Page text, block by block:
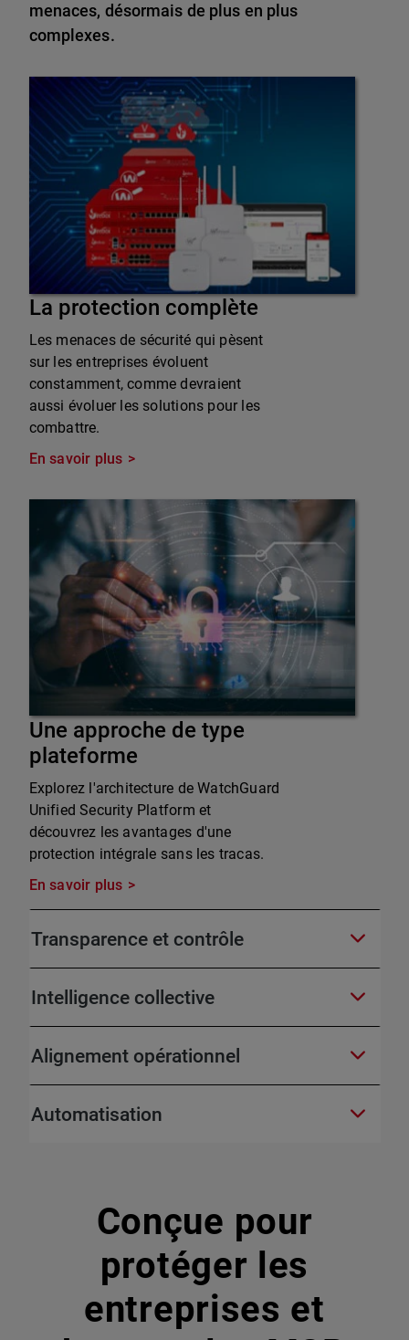
menaces, désormais de plus en plus
complexes.
La protection complète
Les menaces de sécurité qui pèsent
sur les entreprises évoluent
constamment, comme devraient
aussi évoluer les solutions pour les
combattre.
En savoir plus
Une approche de type
plateforme
Explorez l'architecture de WatchGuard
Unified Security Platform et
découvrez les avantages d'une
protection intégrale sans les tracas.
En savoir plus
Transparence et contrôle
Intelligence collective
Alignement opérationnel
Automatisation
Conçue pour
protéger les
entreprises et